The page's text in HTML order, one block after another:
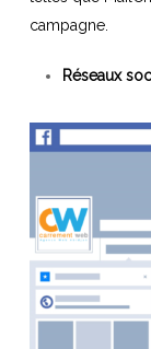
campagne.
Réseaux